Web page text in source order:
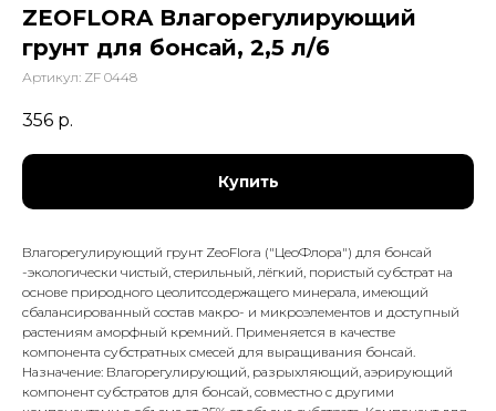
ZEOFLORA Влагорегулирующий
грунт для бонсай, 2,5 л/6
Артикул: ZF 0448
356 р.
Купить
Влагорегулирующий грунт ZeoFlora ("ЦеоФлора") для бонсай
-экологически чистый, стерильный, лёгкий, пористый субстрат на
основе природного цеолитсодержащего минерала, имеющий
сбалансированный состав макро- и микроэлементов и доступный
растениям аморфный кремний. Применяется в качестве
компонента субстратных смесей для выращивания бонсай.
Назначение: Влагорегулирующий, разрыхляющий, аэрирующий
компонент субстратов для бонсай, совместно с другими